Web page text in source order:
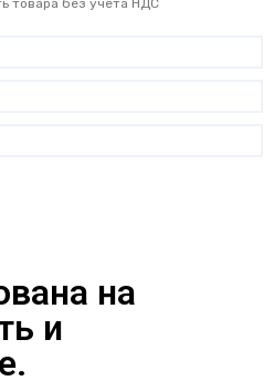
товара без учета НДС
на
и